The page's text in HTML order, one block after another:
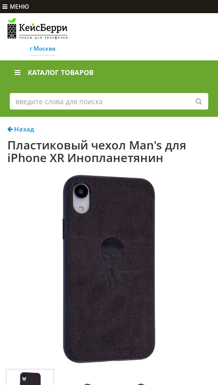
МЕНЮ
г Москва
КАТАЛОГ ТОВАРОВ
Назад
Пластиковый чехол Man's для
iPhone XR Инопланетянин